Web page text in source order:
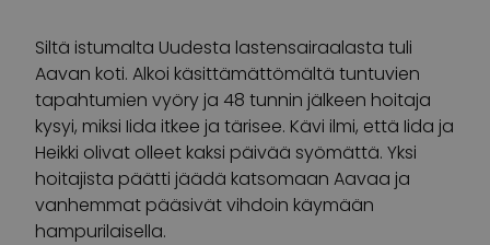
Siltä istumalta Uudesta lastensairaalasta tuli
Aavan koti. Alkoi käsittämättömältä tuntuvien
tapahtumien vyöry ja 48 tunnin jälkeen hoitaja
kysyi, miksi Iida itkee ja tärisee. Kävi ilmi, että Iida ja
Heikki olivat olleet kaksi päivää syömättä. Yksi
hoitajista päätti jäädä katsomaan Aavaa ja
vanhemmat pääsivät vihdoin käymään
hampurilaisella.